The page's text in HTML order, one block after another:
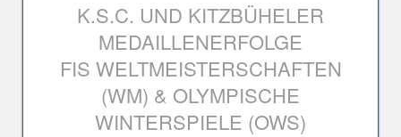
K.S.C. UND KITZBÜHELER
MEDAILLENERFOLGE
FIS WELTMEISTERSCHAFTEN
(WM) & OLYMPISCHE
WINTERSPIELE (OWS)